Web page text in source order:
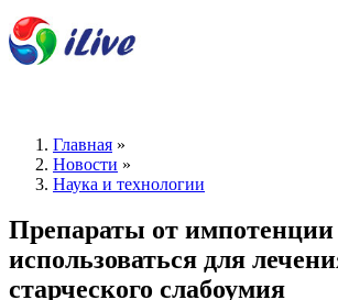
Главная »
Новости »
Наука и технологии
Препараты от импотенции
использоваться для
старческого слабоумия